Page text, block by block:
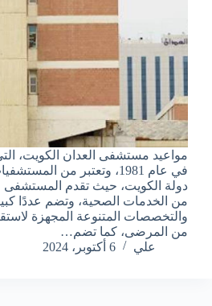
مواعيد مستشفى العدان الكويت،
في عام 1981، وتعتبر من
دولة الكويت، حيث تقدم
من الخدمات الصحية، وتضم عددًا
والتخصصات المتنوعة المجهزة
من المرضى، كما تضم…
علي
6 أكتوبر، 2024